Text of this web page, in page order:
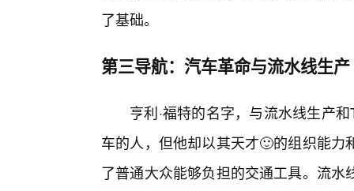
了基础。
第三导航：汽车革命与流水线生
亨利·福特的名字，与流水线生产
车的人，但他却以其天才🙂的组织能
了普通大众能够负担的交通工具。流